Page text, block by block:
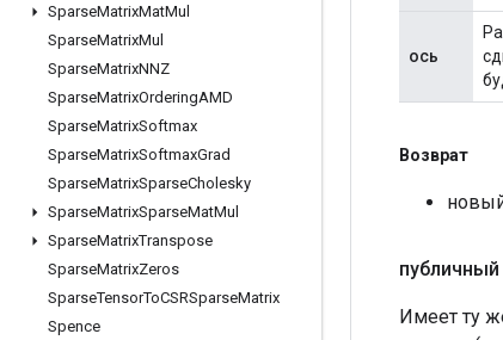
SparseMatrixMatMul
SparseMatrixMul
SparseMatrixNNZ
SparseMatrixOrderingAMD
SparseMatrixSoftmax
SparseMatrixSoftmaxGrad
SparseMatrixSparseCholesky
SparseMatrixSparseMatMul
SparseMatrixTranspose
SparseMatrixZeros
SparseTensorToCSRSparseMatrix
Spence
ось
Возврат
публичный
Имеет ту